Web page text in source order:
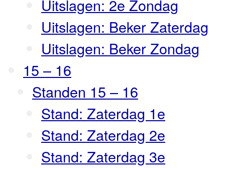
Uitslagen: 2e Zondag
Uitslagen: Beker Zaterdag
Uitslagen: Beker Zondag
15 – 16
Standen 15 – 16
Stand: Zaterdag 1e
Stand: Zaterdag 2e
Stand: Zaterdag 3e